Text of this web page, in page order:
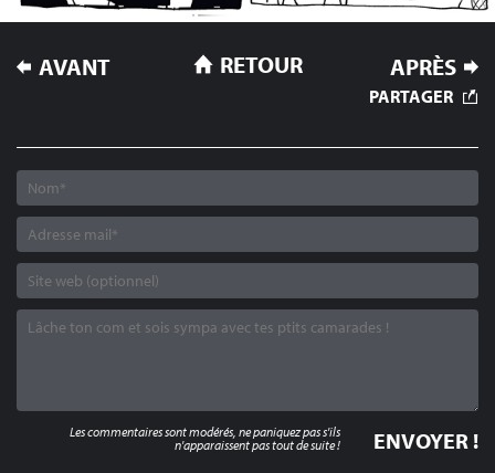
NAVIGATION
DE
AVANT APRÈS
RETOUR
PARTAGER
Les commentaires sont modérés, ne paniquez pas s'ils
n'apparaissent pas tout de suite !